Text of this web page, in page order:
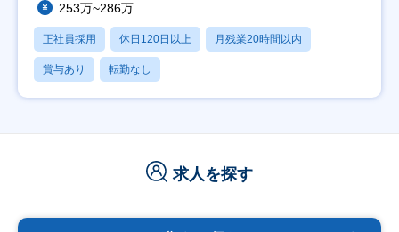
253万~286万
正社員採用 休日120日以上 月残業20時間以内
賞与あり 転勤なし
求人を探す